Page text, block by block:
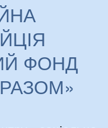
ФОНД